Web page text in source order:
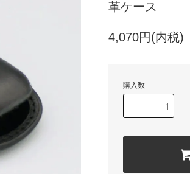
革ケース
4,070円(内税)
購入数